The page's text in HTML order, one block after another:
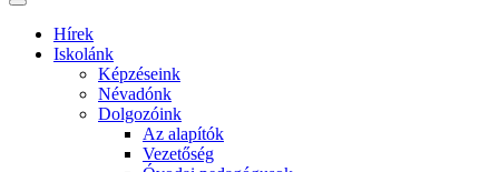
Hírek
Iskolánk
Képzéseink
Névadónk
Dolgozóink
Az alapítók
Vezetőség